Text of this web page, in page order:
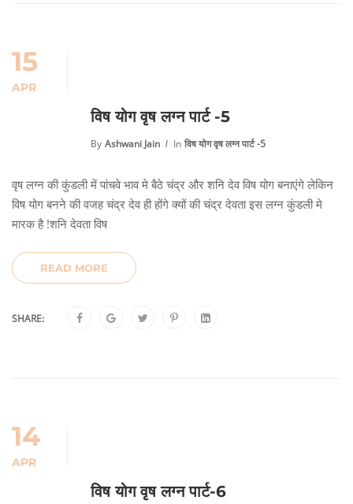
15
APR
विष योग वृष लग्न पार्ट -5
By Ashwani Jain In विष योग वृष लग्न पार्ट -5
वृष लग्न की कुंडली में पांचवे भाव मे बैठे चंद्र और शनि देव विष योग बनाएंगे लेकिन
विष योग बनने की वजह चंद्र देव ही होंगे क्यों की चंद्र देवता इस लग्न कुंडली मे
मारक है !शनि देवता विष
READ MORE
SHARE:
14
APR
विष योग वृष लग्न पार्ट-6